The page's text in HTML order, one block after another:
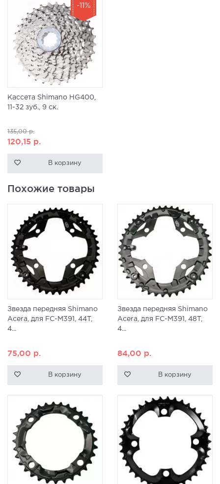
Кассета Shimano HG400,
11-32 зуб., 9 ск.
135,00р.
120,15 р.
В корзину
-11%
Похожие товары
Звезда передняя Shimano
Acera, для FC-M391, 44T,
4...
75,00 р.
В корзину
Звезда передняя Shimano
Acera, для FC-M391, 48T,
4...
84,00 р.
В корзину